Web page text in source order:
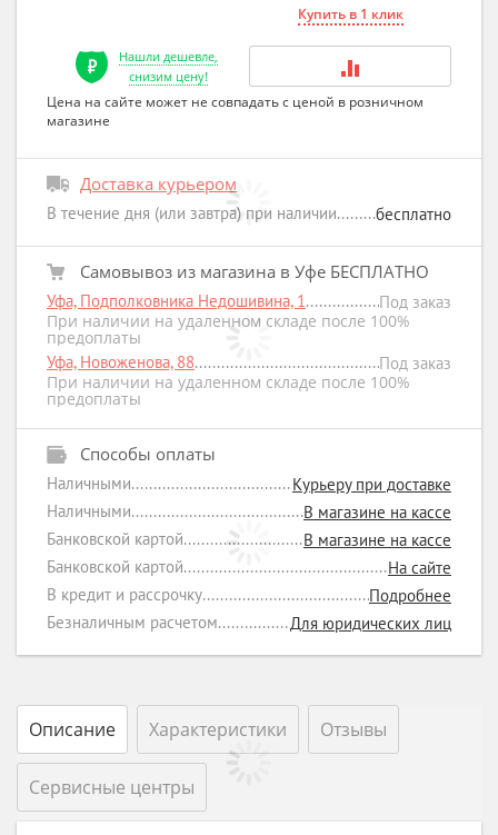
Купить в 1 клик
Нашли дешевле,
снизим цену!
Цена на сайте может не совпадать с ценой в розничном
магазине
Доставка курьером
В течение дня (или завтра) при наличии бесплатно
Самовывоз из магазина в Уфе БЕСПЛАТНО
Уфа, Подполковника Недошивина, 1
Под заказ
При наличии на удаленном складе после 100%
предоплаты
Уфа, Новоженова, 88
Под заказ
При наличии на удаленном складе после 100%
предоплаты
Способы оплаты
Наличными
Курьеру при доставке
Наличными
В магазине на кассе
Банковской картой
В магазине на кассе
Банковской картой
На сайте
В кредит и рассрочку
Подробнее
Безналичным расчетом
Для юридических лиц
Описание Характеристики Отзывы
Сервисные центры